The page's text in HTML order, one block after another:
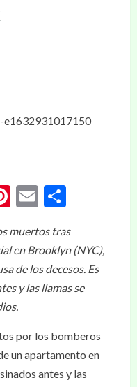
Pinterest
Email
muertos tras
en Brooklyn (NYC),
de los decesos. Es
y las llamas se
por los bomberos
un apartamento en
antes y las